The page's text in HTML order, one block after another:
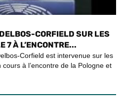
CORFIELD SUR LES
7 À L’ENCONTRE...
Corfield est intervenue sur les
cours à l’encontre de la Pologne et